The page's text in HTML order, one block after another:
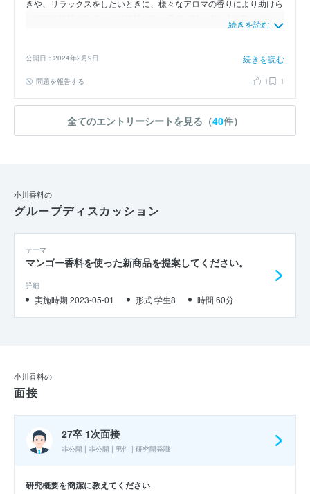
きや、リラックスをしたいときに、様々なアロマの香りにより助けら
ができる力に興味を持ち、貴社を志望している。私は新しい価値を生
域に展開しているからこそ得られる多角的な視野を持ち、積極的な挑
戦をする事が必要だと考える。貴社は長年蓄積した高い香料に対する
野を得る事ができると考えている。また貴社は生産者や地域との密な
連携を行い、日本特有の魅力的な香料成分を使用した香料製品の開発
を行う等、挑戦に対し積極的な社風であると感じている。そのような
かな生活に貢献したいと考えている。
続きを読む
公開日：2024年2月9日 続きを読む
問題を報告する 1 1
全てのエントリーシートを見る（40件）
小川香料の
グループディスカッション
テーマ
マンゴー香料を使った新商品を提案してください。
詳細
実施時期 2023-05-01 形式 学生8 時間 60分
小川香料の
面接
27卒 1次面接
非公開 | 非公開 | 男性 | 研究開発職
研究概要を簡潔に教えてください